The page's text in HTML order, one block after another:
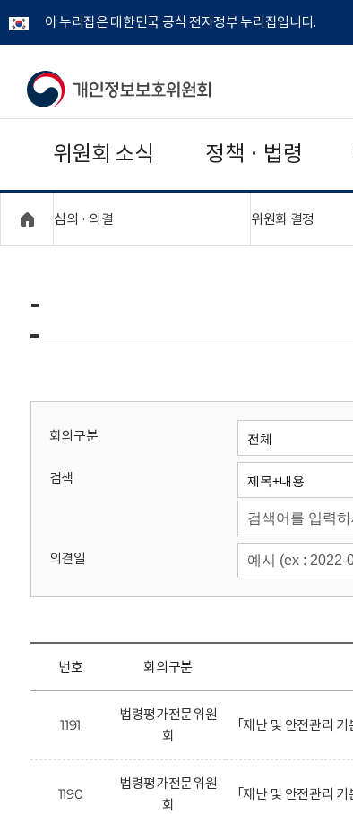
이 누리집은 대한민국 공식 전자정부 누리집입니다.
개
보
보
위
회
위원회 소식 정책 · 법령
심의 · 의결 위원회 결정
-
회의구분
검색
의결일
번호 회의구분
1191
법령평가전문위원
회
「재난 및 안전관리
1190
법령평가전문위원
회
「재난 및 안전관리